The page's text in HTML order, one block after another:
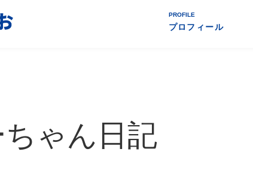
PROFILE
プロフィール
ちゃん日記